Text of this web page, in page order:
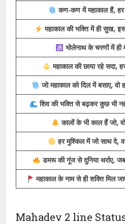
चंद्रमा जिनके शीश पर, त्रिशूल
सारा ब्रह्मांड जिनका गुणगान
जो शिव को सच्चे मन से ध्याए,
कण-कण में महाकाल हैं, हर
महाकाल की भक्ति में ही सुख,
भोलेनाथ के चरणों में ही
महाकाल की छाया रहे सदा,
जो महाकाल को दिल में बसाए,
शिव की भक्ति से बढ़कर कुछ भी
हर मुश्किल में जो साथ दे,